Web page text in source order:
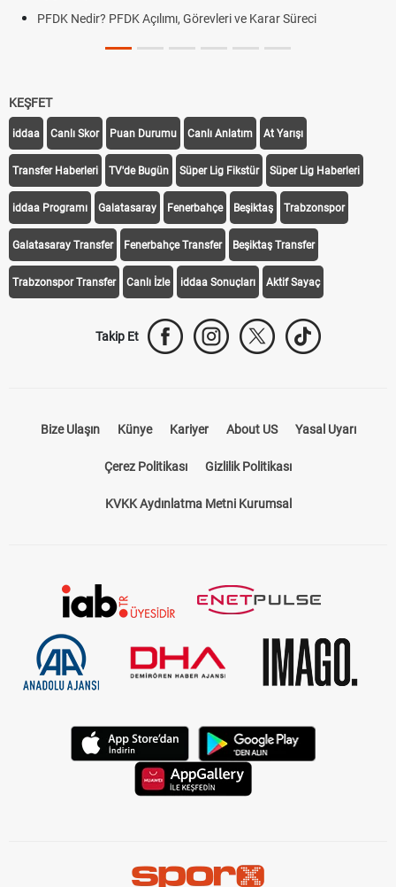
PFDK Nedir? PFDK Açılımı, Görevleri ve Karar Süreci
KEŞFET
iddaa Canlı Skor Puan Durumu Canlı Anlatım At Yarışı
Transfer Haberleri TV'de Bugün Süper Lig Fikstür Süper Lig Haberleri
iddaa Programı Galatasaray Fenerbahçe Beşiktaş Trabzonspor
Galatasaray Transfer Fenerbahçe Transfer Beşiktaş Transfer
Trabzonspor Transfer Canlı İzle iddaa Sonuçları Aktif Sayaç
Takip Et
Bize Ulaşın Künye Kariyer About US Yasal Uyarı
Çerez Politikası Gizlilik Politikası
KVKK Aydınlatma Metni Kurumsal